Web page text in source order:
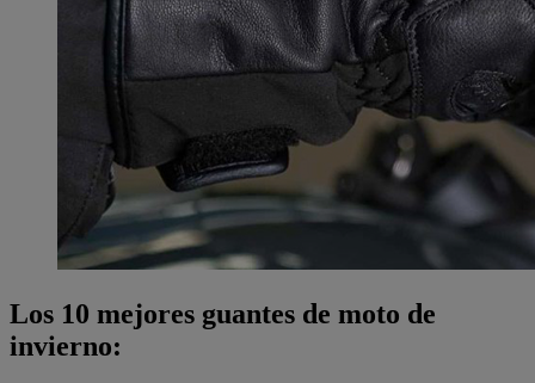
Los 10 mejores guantes de moto de
invierno: